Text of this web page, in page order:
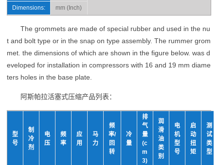
Dimensions:
mm (Inch)
The grommets are made of special rubber and used in the nu
t and bolt type or in the snap on type assembly. The rummer grom
met. the dimensions of which are shown in the figure below. was d
eveloped for installation in compressors with 16 and 19 mm diame
ters holes in the base plate.
阿斯帕拉活塞式压缩产品列表：
型
号
制
冷
剂
电
压
频
率
应
用
马
力
频
率/
回
转
冷
量
排
气
量
(c
m
3)
润
滑
油
类
别
电
机
型
号
启
动
扭
矩
测
试
类
型